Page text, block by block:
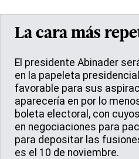
La cara más
El presidente Abinader
en la papeleta
favorable para sus
aparecería en por lo
boleta electoral, con
en negociaciones para
para depositar las
es el 10 de noviembre.